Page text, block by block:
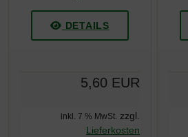
DETAILS
5,60 EUR
inkl. 7 % MwSt. zzgl.
Lieferkosten